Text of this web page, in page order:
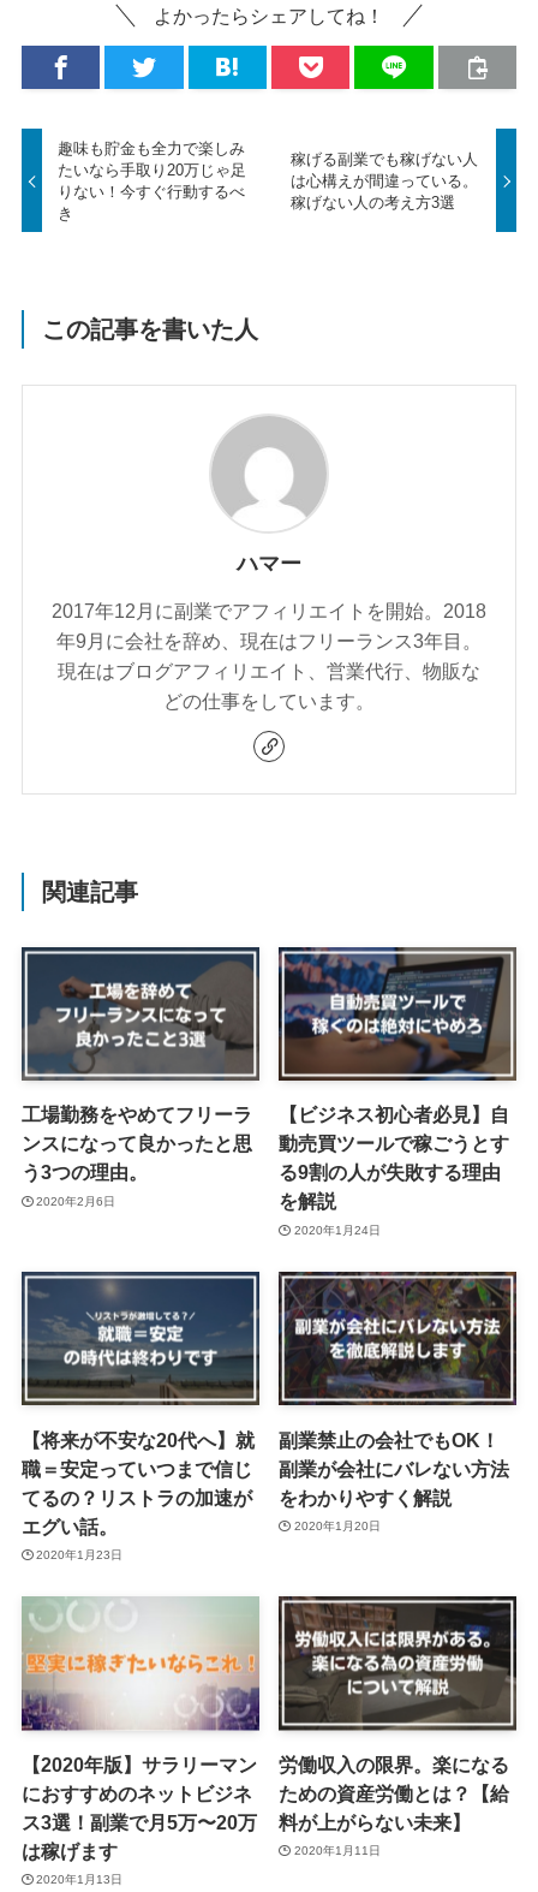
よかったらシェアしてね！
趣味も貯金も全力で楽しみ
たいなら手取り20万じゃ足
りない！今すぐ行動するべ
き
稼げる副業でも稼げない人
は心構えが間違っている。
稼げない人の考え方3選
この記事を書いた人
ハマー
2017年12月に副業でアフィリエイトを開始。2018
年9月に会社を辞め、現在はフリーランス3年目。
現在はブログアフィリエイト、営業代行、物販な
どの仕事をしています。
関連記事
工場勤務をやめてフリーラ
ンスになって良かったと思
う3つの理由。
2020年2月6日
【ビジネス初心者必見】自
動売買ツールで稼ごうとす
る9割の人が失敗する理由
を解説
2020年1月24日
【将来が不安な20代へ】就
職＝安定っていつまで信じ
てるの？リストラの加速が
エグい話。
2020年1月23日
副業禁止の会社でもOK！
副業が会社にバレない方法
をわかりやすく解説
2020年1月20日
【2020年版】サラリーマン
におすすめのネットビジネ
ス3選！副業で月5万〜20万
は稼げます
2020年1月13日
労働収入の限界。楽になる
ための資産労働とは？【給
料が上がらない未来】
2020年1月11日